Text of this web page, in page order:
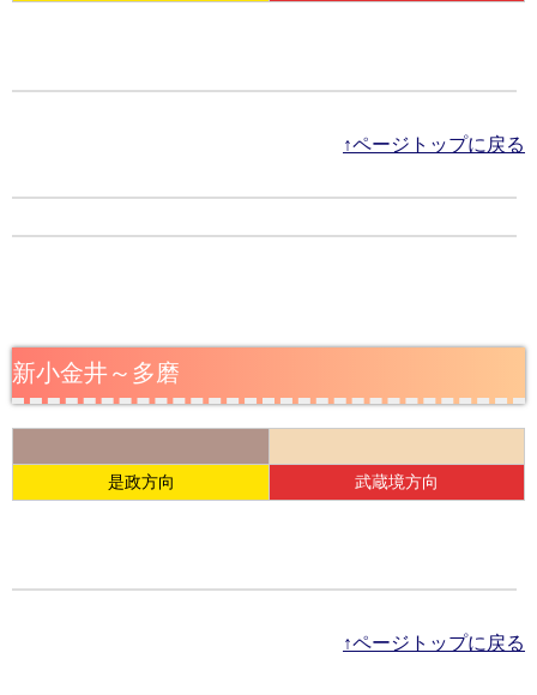
↑ページトップに戻る
新小金井～多磨
是政方向 武蔵境方向
↑ページトップに戻る